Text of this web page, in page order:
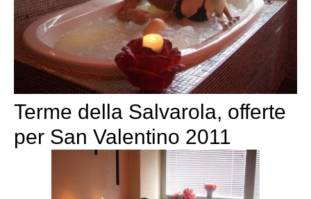
Terme della Salvarola, offerte
per San Valentino 2011